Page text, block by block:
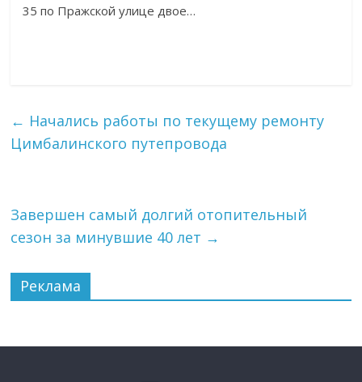
35 по Пражской улице двое…
← Начались работы по текущему ремонту
Цимбалинского путепровода
Завершен самый долгий отопительный
сезон за минувшие 40 лет →
Реклама